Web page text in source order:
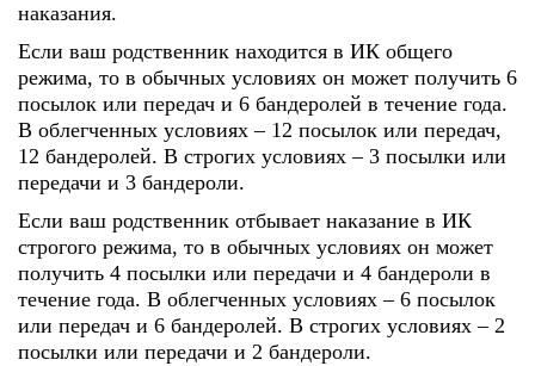
наказания.
Если ваш родственник находится в ИК общего
режима, то в обычных условиях он может получить 6
посылок или передач и 6 бандеролей в течение года.
В облегченных условиях – 12 посылок или передач,
12 бандеролей. В строгих условиях – 3 посылки или
передачи и 3 бандероли.
Если ваш родственник отбывает наказание в ИК
строгого режима, то в обычных условиях он может
получить 4 посылки или передачи и 4 бандероли в
течение года. В облегченных условиях – 6 посылок
или передач и 6 бандеролей. В строгих условиях – 2
посылки или передачи и 2 бандероли.